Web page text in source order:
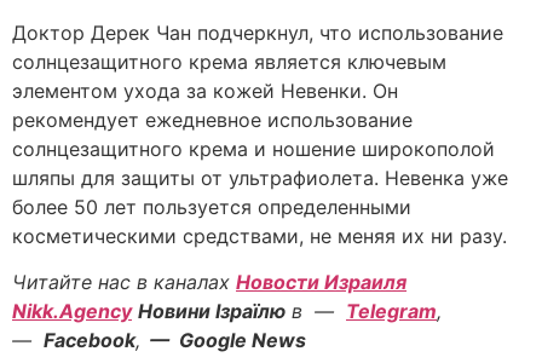
Доктор Дерек Чан подчеркнул, что использование
солнцезащитного крема является ключевым
элементом ухода за кожей Невенки. Он
рекомендует ежедневное использование
солнцезащитного крема и ношение широкополой
шляпы для защиты от ультрафиолета. Невенка уже
более 50 лет пользуется определенными
косметическими средствами, не меняя их ни разу.
Читайте нас в каналах Новости Израиля
Nikk.Agency Новини Ізраїлю в — Telegram,
— Facebook, — Google News